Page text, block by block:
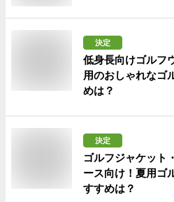
決定
低身長向けゴルフ
用のおしゃれなゴ
めは？
決定
ゴルフジャケット
ース向け！夏用ゴ
すすめは？